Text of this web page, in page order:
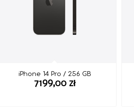
iPhone 14 Pro / 256 GB
7199,00 zł